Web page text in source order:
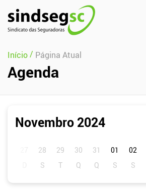
Pular Navegação (s)
Início/ Página Atual
Agenda
Novembro 2024
01 02